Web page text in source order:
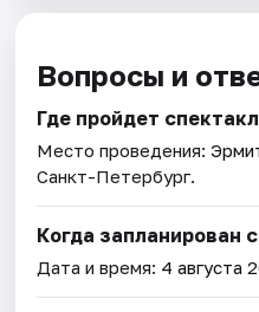
Вопросы и
Где пройдет
Место проведения:
Санкт-Петербург.
Когда запланирован
Дата и время: 4 августа